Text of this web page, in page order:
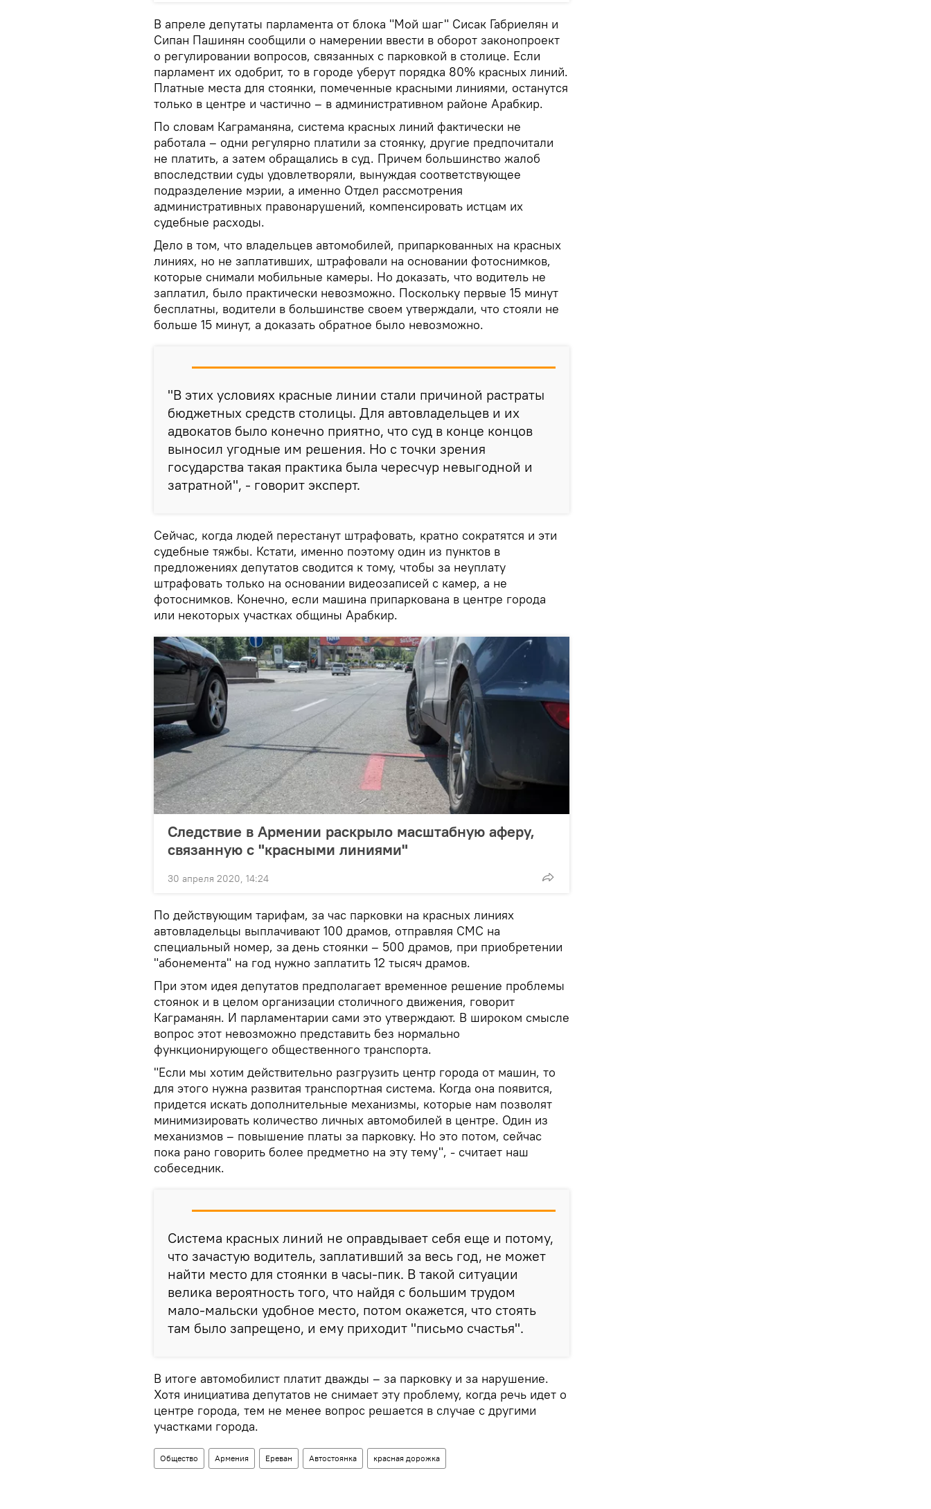
В апреле депутаты парламента от блока "Мой шаг" Сисак Габриелян и
Сипан Пашинян сообщили о намерении ввести в оборот законопроект
о регулировании вопросов, связанных с парковкой в столице. Если
парламент их одобрит, то в городе уберут порядка 80% красных линий.
Платные места для стоянки, помеченные красными линиями, останутся
только в центре и частично – в административном районе Арабкир.
По словам Каграманяна, система красных линий фактически не
работала – одни регулярно платили за стоянку, другие предпочитали
не платить, а затем обращались в суд. Причем большинство жалоб
впоследствии суды удовлетворяли, вынуждая соответствующее
подразделение мэрии, а именно Отдел рассмотрения
административных правонарушений, компенсировать истцам их
судебные расходы.
Дело в том, что владельцев автомобилей, припаркованных на красных
линиях, но не заплативших, штрафовали на основании фотоснимков,
которые снимали мобильные камеры. Но доказать, что водитель не
заплатил, было практически невозможно. Поскольку первые 15 минут
бесплатны, водители в большинстве своем утверждали, что стояли не
больше 15 минут, а доказать обратное было невозможно.
"В этих условиях красные линии стали причиной растраты
бюджетных средств столицы. Для автовладельцев и их
адвокатов было конечно приятно, что суд в конце концов
выносил угодные им решения. Но с точки зрения
государства такая практика была чересчур невыгодной и
затратной", - говорит эксперт.
Сейчас, когда людей перестанут штрафовать, кратно сократятся и эти
судебные тяжбы. Кстати, именно поэтому один из пунктов в
предложениях депутатов сводится к тому, чтобы за неуплату
штрафовать только на основании видеозаписей с камер, а не
фотоснимков. Конечно, если машина припаркована в центре города
или некоторых участках общины Арабкир.
Следствие в Армении раскрыло масштабную аферу,
связанную с "красными линиями"
30 апреля 2020, 14:24
По действующим тарифам, за час парковки на красных линиях
автовладельцы выплачивают 100 драмов, отправляя СМС на
специальный номер, за день стоянки – 500 драмов, при приобретении
"абонемента" на год нужно заплатить 12 тысяч драмов.
При этом идея депутатов предполагает временное решение проблемы
стоянок и в целом организации столичного движения, говорит
Каграманян. И парламентарии сами это утверждают. В широком смысле
вопрос этот невозможно представить без нормально
функционирующего общественного транспорта.
"Если мы хотим действительно разгрузить центр города от машин, то
для этого нужна развитая транспортная система. Когда она появится,
придется искать дополнительные механизмы, которые нам позволят
минимизировать количество личных автомобилей в центре. Один из
механизмов – повышение платы за парковку. Но это потом, сейчас
пока рано говорить более предметно на эту тему", - считает наш
собеседник.
Система красных линий не оправдывает себя еще и потому,
что зачастую водитель, заплативший за весь год, не может
найти место для стоянки в часы-пик. В такой ситуации
велика вероятность того, что найдя с большим трудом
мало-мальски удобное место, потом окажется, что стоять
там было запрещено, и ему приходит "письмо счастья".
В итоге автомобилист платит дважды – за парковку и за нарушение.
Хотя инициатива депутатов не снимает эту проблему, когда речь идет о
центре города, тем не менее вопрос решается в случае с другими
участками города.
Общество Армения Ереван Автостоянка красная дорожка